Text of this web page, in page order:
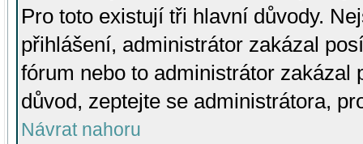
Pro toto existují tři hlavní důvody.
přihlášení, administrátor zakázal
fórum nebo to administrátor zakázal
důvod, zeptejte se administrátora,
Návrat nahoru